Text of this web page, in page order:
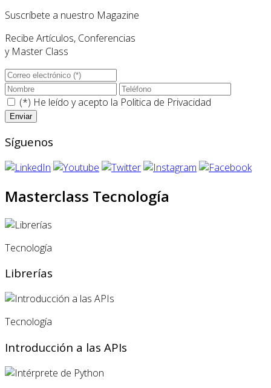
Suscríbete a nuestro Magazine
Recibe Artículos, Conferencias
y Master Class
(*) He leído y acepto la Politica de Privacidad
Síguenos
Masterclass Tecnología
Tecnología
Librerías
Tecnología
Introducción a las APIs